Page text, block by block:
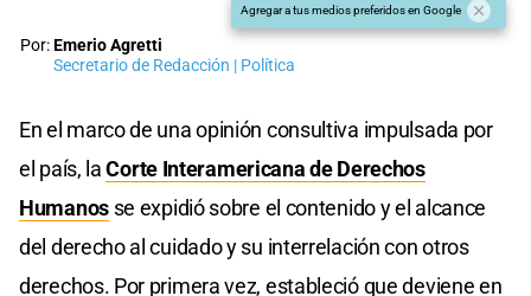
Agregar a tus medios preferidos en Google
Por:Emerio Agretti
Secretario de Redacción | Política
En el marco de una opinión consultiva impulsada por
el país, laCorte Interamericana de Derechos
Humanosse expidió sobre el contenido y el alcance
del derecho al cuidado y su interrelación con otros
derechos. Por primera vez, estableció que deviene en